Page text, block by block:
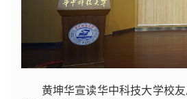
黄坤华宣读华中科技大学校